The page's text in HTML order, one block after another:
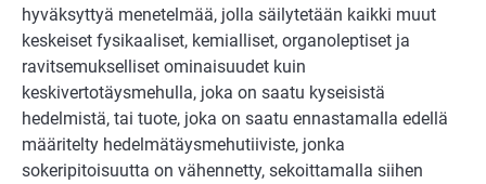
hyväksyttyä menetelmää, jolla säilytetään kaikki muut
keskeiset fysikaaliset, kemialliset, organoleptiset ja
ravitsemukselliset ominaisuudet kuin
keskivertotäysmehulla, joka on saatu kyseisistä
hedelmistä, tai tuote, joka on saatu ennastamalla edellä
määritelty hedelmätäysmehutiiviste, jonka
sokeripitoisuutta on vähennetty, sekoittamalla siihen